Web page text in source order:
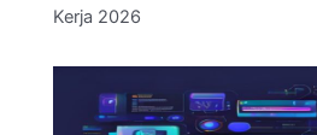
Kerja 2026